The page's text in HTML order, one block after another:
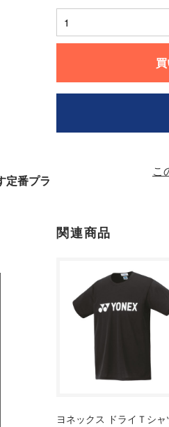
定番プラ
関連商品
ヨネックス ドライＴシャ
こ